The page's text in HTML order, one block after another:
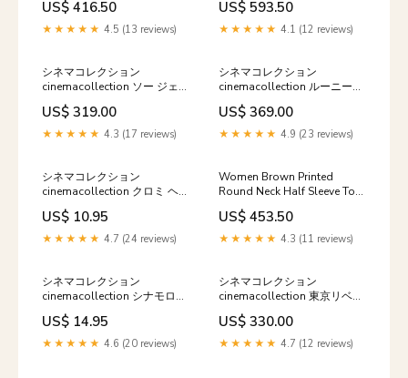
US$ 416.50
★★★★★ 4.5 (13 reviews)
Mustard
US$ 593.50
★★★★★ 4.1 (12 reviews)
シネマコレクション
cinemacollection ソー ジェル
ビーズキーホルダー マーベル
キーホルダー キャラクター グ
ッズ ティーズファクトリー プ
US$ 319.00
★★★★★ 4.3 (17 reviews)
シネマコレクション
cinemacollection ルーニーテ
ューンズ グッズ ヘアアクセ
キャラクター マスコットヘア
クリップ 左用 プレゼント 男
US$ 369.00
★★★★★ 4.9 (23 reviews)
シネマコレクション
cinemacollection クロミ ヘア
アクセ ヘアバンド バク サン
リオ ティーズファクトリー 洗
顔 メイク キャラクター グッ
US$ 10.95
★★★★★ 4.7 (24 reviews)
Women Brown Printed
Round Neck Half Sleeve Top
US$ 453.50
★★★★★ 4.3 (11 reviews)
シネマコレクション
cinemacollection シナモロー
ル ランチトート バルーンラン
チバッグ 4904 サンリオ ヤス
ダ通商 ミニトート お弁当かば
US$ 14.95
★★★★★ 4.6 (20 reviews)
シネマコレクション
cinemacollection 東京リベン
ジャーズ アニメキャラクター
フレキャラ マグネット EP＃
19 松野千冬 チフユ 少年マガ
US$ 330.00
★★★★★ 4.7 (12 reviews)